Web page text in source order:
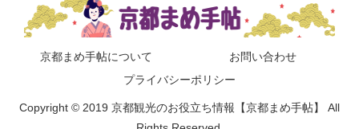
京都まめ手帖について
お問い合わせ
プライバシーポリシー
Copyright © 2019 京都観光のお役立ち情報【京都まめ手帖】 All